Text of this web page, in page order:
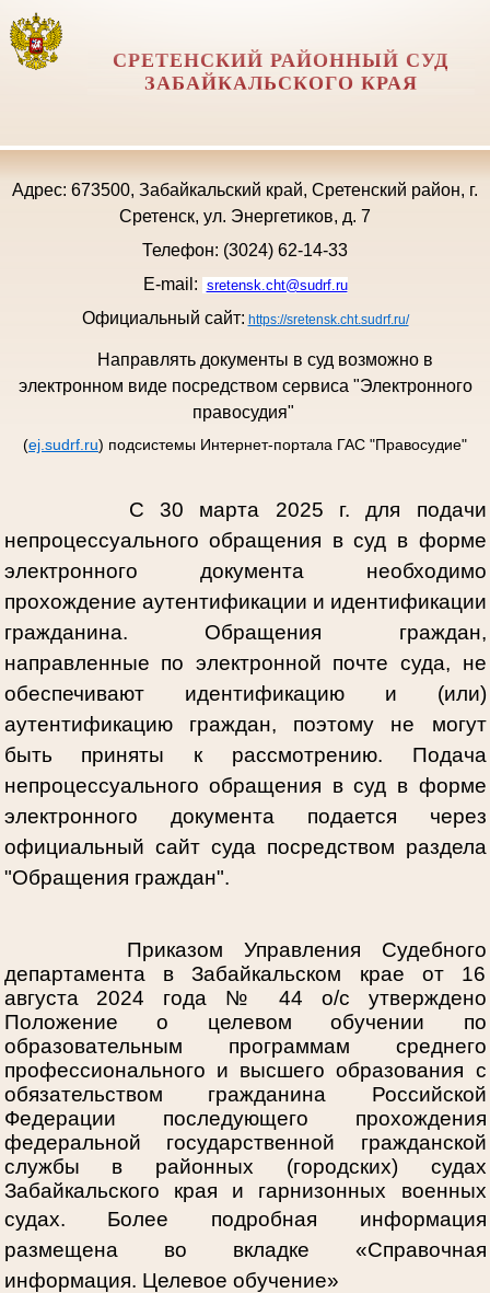
СРЕТЕНСКИЙ РАЙОННЫЙ СУД
ЗАБАЙКАЛЬСКОГО КРАЯ
Адрес: 673500, Забайкальский край, Сретенский район, г.
Сретенск, ул. Энергетиков, д. 7
Телефон: (3024) 62-14-33
E-mail: sretensk.cht@sudrf.ru
Официальный сайт: https://sretensk.cht.sudrf.ru/
Направлять документы в суд возможно в
электронном виде посредством сервиса "Электронного
правосудия"
(ej.sudrf.ru) подсистемы Интернет-портала ГАС "Правосудие"
С 30 марта 2025 г. для подачи
непроцессуального обращения в суд в форме
электронного документа необходимо
прохождение аутентификации и идентификации
гражданина. Обращения граждан,
направленные по электронной почте суда, не
обеспечивают идентификацию и (или)
аутентификацию граждан, поэтому не могут
быть приняты к рассмотрению. Подача
непроцессуального обращения в суд в форме
электронного документа подается через
официальный сайт суда посредством раздела
"Обращения граждан".
Приказом Управления Судебного
департамента в Забайкальском крае от 16
августа 2024 года № 44 о/с утверждено
Положение о целевом обучении по
образовательным программам среднего
профессионального и высшего образования с
обязательством гражданина Российской
Федерации последующего прохождения
федеральной государственной гражданской
службы в районных (городских) судах
Забайкальского края и гарнизонных военных
судах. Более подробная информация
размещена во вкладке «Справочная
информация. Целевое обучение»